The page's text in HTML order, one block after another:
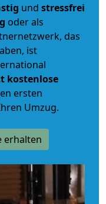
und stressfrei
oder als
das
ist
kostenlose
ersten
Umzug.
erhalten